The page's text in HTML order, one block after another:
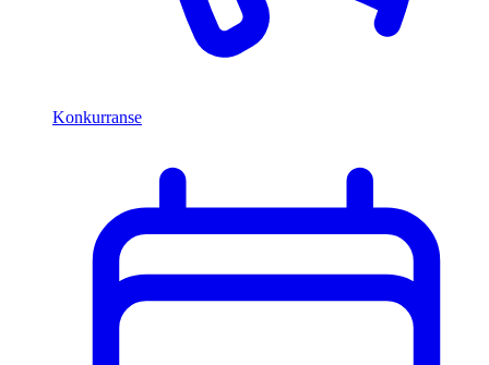
Konkurranse